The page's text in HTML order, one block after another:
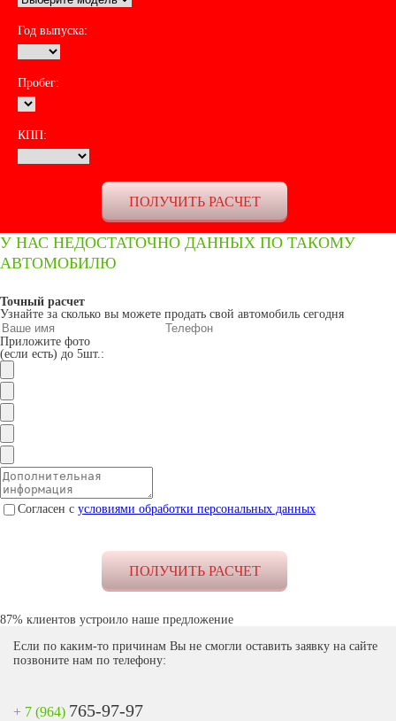
Год выпуска:
Пробег:
КПП:
У НАС НЕДОСТАТОЧНО ДАННЫХ ПО ТАКОМУ
АВТОМОБИЛЮ
Точный расчет
Узнайте за сколько вы можете продать свой автомобиль сегодня
Приложите фото
(если есть) до 5шт.:
Согласен с условиями обработки персональных данных
87% клиентов устроило наше предложение
Если по каким-то причинам Вы не смогли оставить заявку на сайте
позвоните нам по телефону:
+ 7 (964) 765-97-97